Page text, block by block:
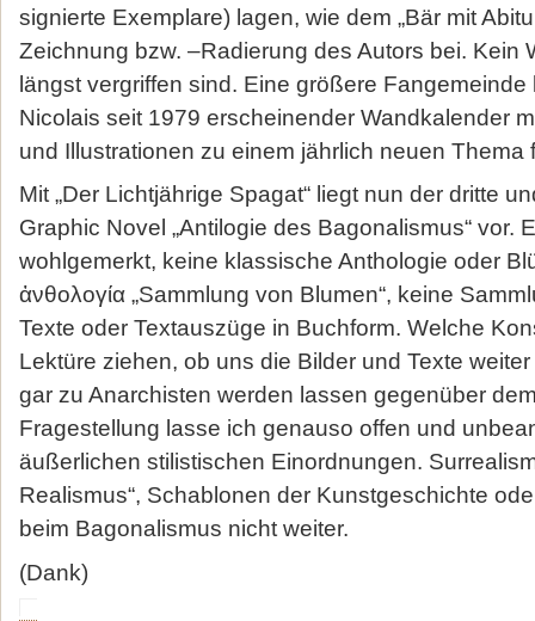
signierte Exemplare) lagen, wie dem „Bär mit
Zeichnung bzw. –Radierung des Autors bei. Kein
längst vergriffen sind. Eine größere
Nicolais seit 1979 erscheinender Wandkalender
und Illustrationen zu einem jährlich neuen Thema
Mit „Der Lichtjährige Spagat“ liegt nun der dritte
Graphic Novel „Antilogie des Bagonalismus“ vor.
wohlgemerkt, keine klassische Anthologie oder
ἀνθολογία „Sammlung von Blumen“, keine
Texte oder Textauszüge in Buchform. Welche
Lektüre ziehen, ob uns die Bilder und Texte
gar zu Anarchisten werden lassen gegenüber
Fragestellung lasse ich genauso offen und
äußerlichen stilistischen Einordnungen.
Realismus“, Schablonen der Kunstgeschichte
beim Bagonalismus nicht weiter.
(Dank)